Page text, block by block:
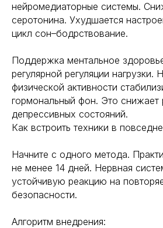
нейромедиаторные системы.
серотонина. Ухудшается
цикл сон–бодрствование.
Поддержка ментальное
регулярной регуляции нагрузки.
физической активности
гормональный фон. Это снижает
депрессивных состояний.
Как встроить техники в
Начните с одного метода.
не менее 14 дней. Нервная
устойчивую реакцию на
безопасности.
Алгоритм внедрения:
Главная
Генная инженерия
Биохакинг
Трансгуманизм
Внутренняя
Социальные сети
О компании
Уникальность
Исследования
9772524455@mail.ru
109012, Россия, Москва
ул. Охотный ряд, д. 2
Пн-Пт 9:00- 19:00